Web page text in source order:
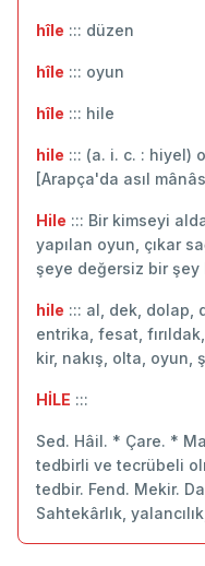
hîle ::: ‬düzen
hîle ::: oyun
hîle ::: hile
hile ::: (a. i. c. : hiyel)
[Arapça'da asıl
Hile ::: Bir kimseyi
yapılan oyun, çıkar
şeye değersiz bir şey
hile ::: al, dek, dolap,
entrika, fesat,
kir, nakış, olta, oyun,
HİLE :::
Sed. Hâil. * Çare. *
tedbirli ve tecrübeli
tedbir. Fend. Mekir.
Sahtekârlık,